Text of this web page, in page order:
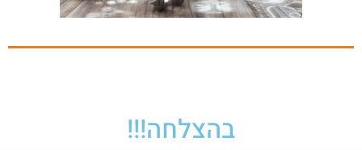
בהצלחה!!!